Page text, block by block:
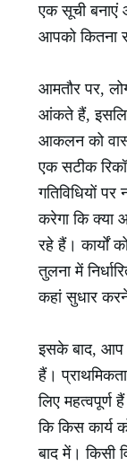
एक सूची बनाएं
आपको कितना
आमतौर पर,
आंकते हैं,
आकलन को
एक सटीक
गतिविधियों
करेगा कि
रहे हैं। कार्यों
तुलना में
कहां सुधार
इसके बाद, आप
हैं।
लिए
कि किस कार्य
बाद में। किसी